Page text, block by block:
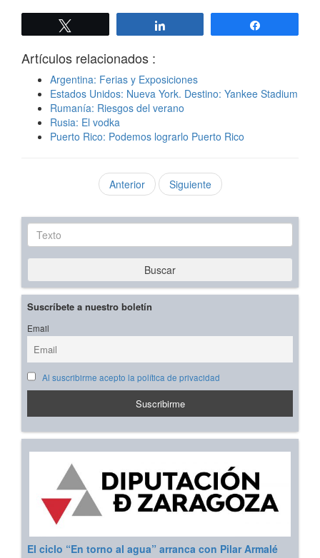
Artículos relacionados :
Argentina: Ferias y Exposiciones
Estados Unidos: Nueva York. Destino: Yankee Stadium
Rumanía: Riesgos del verano
Rusia: El vodka
Puerto Rico: Podemos lograrlo Puerto Rico
Anterior Siguiente
Texto
Buscar
Suscríbete a nuestro boletín
Email
Al suscribirme acepto la política de privacidad
El ciclo “En torno al agua” arranca con Pilar Armalé